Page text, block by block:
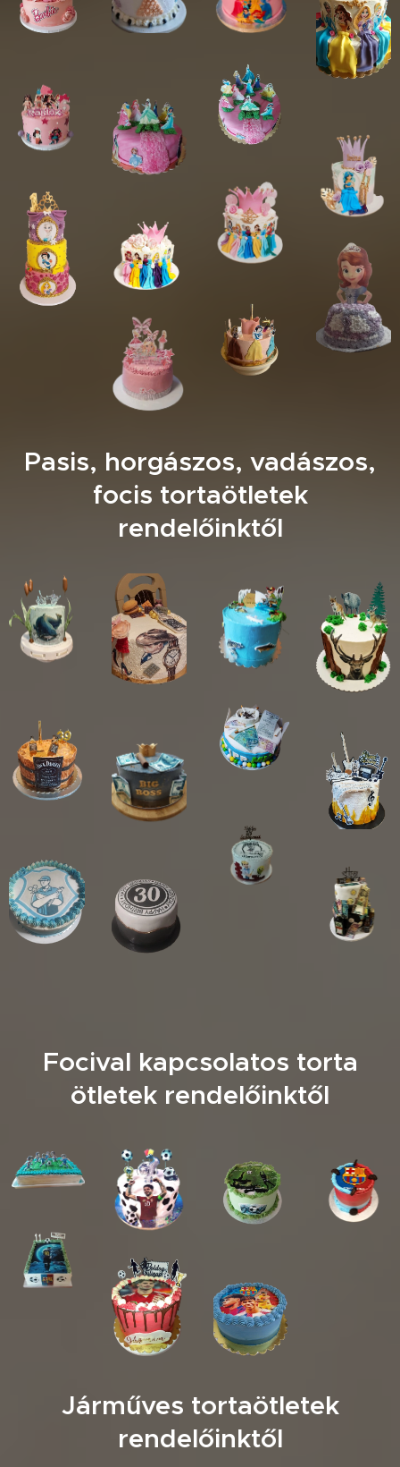
Pasis, horgászos, vadászos,
focis tortaötletek
rendelőinktől
Focival kapcsolatos torta
ötletek rendelőinktől
Járműves tortaötletek
rendelőinktől